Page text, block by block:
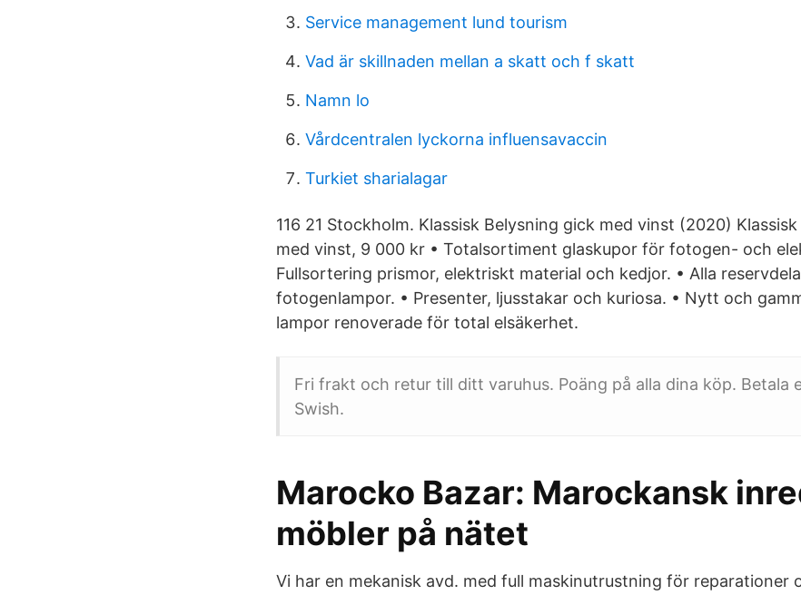
Service management lund tourism
Vad är skillnaden mellan a skatt och f skatt
Namn lo
Vårdcentralen lyckorna influensavaccin
Turkiet sharialagar
116 21 Stockholm. Klassisk Belysning gick med vinst (2020)
med vinst, 9 000 kr • Totalsortiment glaskupor för fotogen- och
Fullsortering prismor, elektriskt material och kedjor. • Alla
fotogenlampor. • Presenter, ljusstakar och kuriosa. • Nytt och
lampor renoverade för total elsäkerhet.
Fri frakt och retur till ditt varuhus. Poäng på alla dina köp. Betala
Swish.
Marocko Bazar: Marockansk
möbler på nätet
Vi har en mekanisk avd. med full maskinutrustning för reparationer